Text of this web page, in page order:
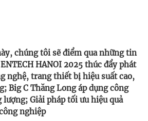
chúng tôi sẽ điểm qua những tin
HANOI 2025 thúc đẩy phát
nghệ, trang thiết bị hiệu suất cao,
Big C Thăng Long áp dụng công
Giải pháp tối ưu hiệu quả
nghiệp